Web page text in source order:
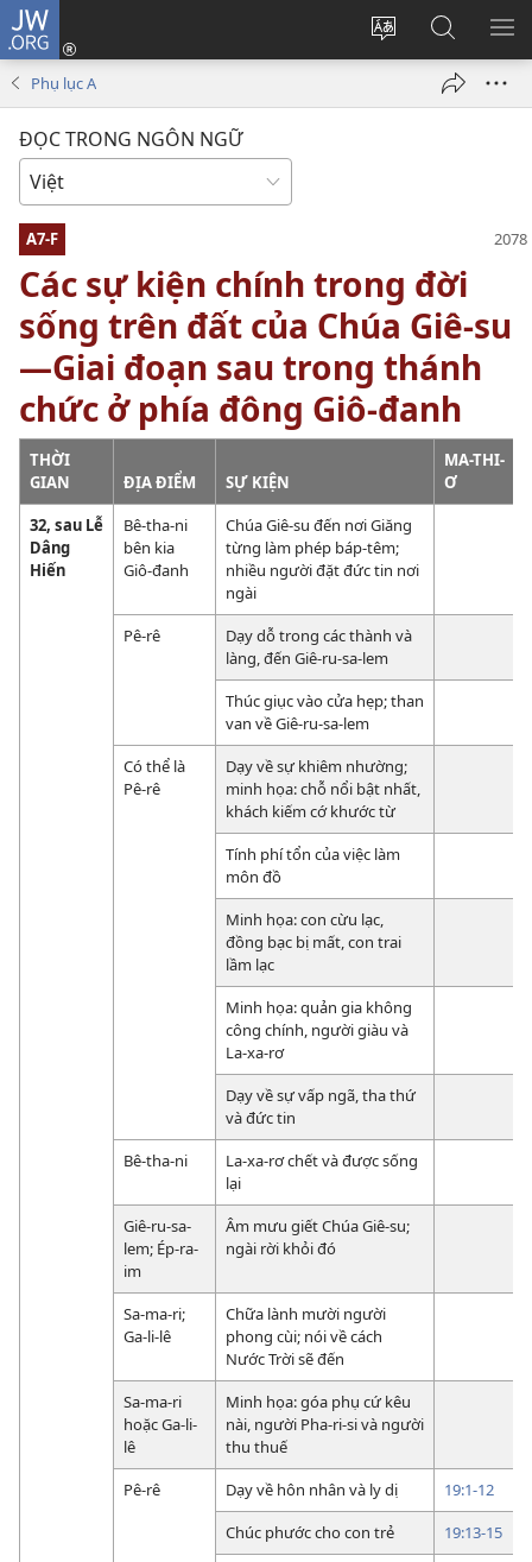
JW.ORG
Thay
Đăng
nhập
Tìm
kiếm
JW.ORG
Phụ lục A
ĐỌC TRONG NGÔN NGỮ
A7-F
Các sự kiện chính trong đời
sống trên đất của Chúa Giê-su
—Giai đoạn sau trong thánh
chức ở phía đông Giô-đanh
THỜI
GIAN
ĐỊA ĐIỂM SỰ KIỆN
MA-THI-
Ơ
32, sau Lễ
Dâng
Hiến
Bê-tha-ni
bên kia
Giô-đanh
Chúa Giê-su đến nơi Giăng
từng làm phép báp-têm;
nhiều người đặt đức tin nơi
ngài
Pê-rê
Dạy dỗ trong các thành và
làng, đến Giê-ru-sa-lem
Thúc giục vào cửa hẹp; than
van về Giê-ru-sa-lem
Có thể là
Pê-rê
Dạy về sự khiêm nhường;
minh họa: chỗ nổi bật nhất,
khách kiếm cớ khước từ
Tính phí tổn của việc làm
môn đồ
Minh họa: con cừu lạc,
đồng bạc bị mất, con trai
lầm lạc
Minh họa: quản gia không
công chính, người giàu và
La-xa-rơ
Dạy về sự vấp ngã, tha thứ
và đức tin
Bê-tha-ni
La-xa-rơ chết và được sống
lại
Giê-ru-sa-
lem; Ép-ra-
im
Âm mưu giết Chúa Giê-su;
ngài rời khỏi đó
Sa-ma-ri;
Ga-li-lê
Chữa lành mười người
phong cùi; nói về cách
Nước Trời sẽ đến
Sa-ma-ri
hoặc Ga-li-
lê
Minh họa: góa phụ cứ kêu
nài, người Pha-ri-si và người
thu thuế
Pê-rê
Dạy về hôn nhân và ly dị
19:1-12
Chúc phước cho con trẻ
19:13-15